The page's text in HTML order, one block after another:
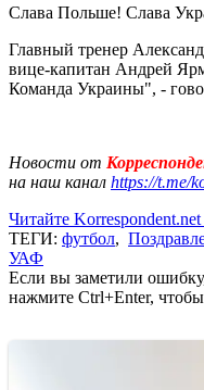
Слава Польше! Слава
Главный тренер
вице-капитан Андрей
Команда Украины", -
Новости от
на наш канал https://t.me/
Читайте
ТЕГИ: футбол,
УАФ
Если вы заметили
нажмите Ctrl+Enter,